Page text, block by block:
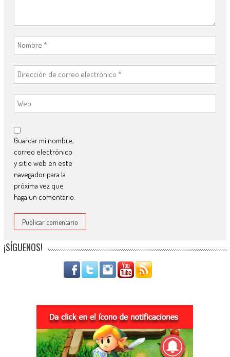
Guardar mi nombre,
correo electrónico
y sitio web en este
navegador para la
próxima vez que
haga un comentario.
¡SÍGUENOS!